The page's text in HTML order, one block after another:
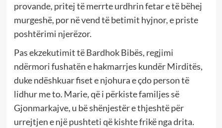
provande, pritej të merrte urdhrin fetar e të bëhej
murgeshë, por në vend të betimit hyjnor, e priste
poshtërimi njerëzor.
Pas ekzekutimit të Bardhok Bibës, regjimi
ndërmori fushatën e hakmarrjes kundër Mirditës,
duke ndëshkuar fiset e njohura e çdo person të
lidhur me to. Marie, që i përkiste familjes së
Gjonmarkajve, u bë shënjestër e thjeshtë për
urrejtjen e një pushteti që kishte frikë nga drita.